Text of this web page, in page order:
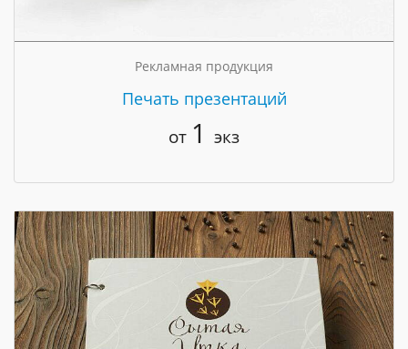
Рекламная продукция
Печать презентаций
от 1 экз